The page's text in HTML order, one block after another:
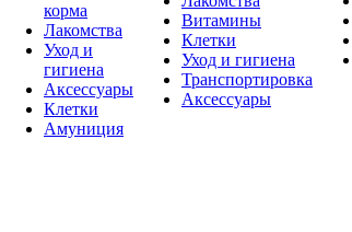
корма
Лакомства
Уход и
гигиена
Аксессуары
Клетки
Амуниция
Витамины
Клетки
Уход и гигиена
Транспортировка
Аксессуары